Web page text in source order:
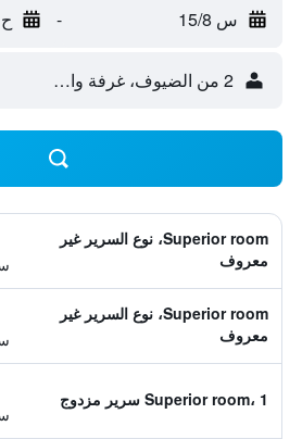
س 15/8 - ح 16/8
2 من الضيوف، غرفة واحدة
Superior room، نوع السرير غير
معروف
Superior room، نوع السرير غير
معروف
Superior room، 1 سرير مزدوج